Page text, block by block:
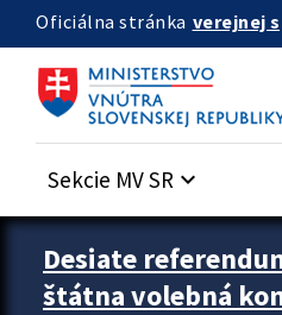
Preskocit na hlavný obsah
Oficiálna stránka verejnej
Sekcie MV SR keyboard_arrow_down
Zastavit automatický posun
Desiate
štátna volebná